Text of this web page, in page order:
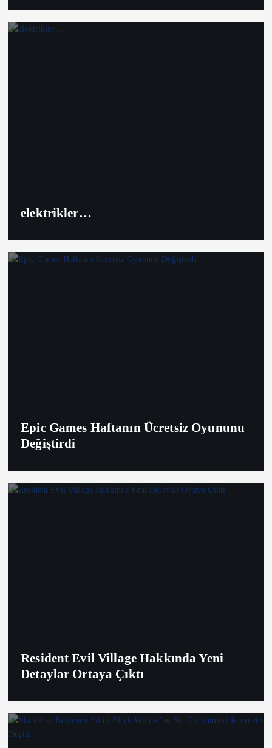
elektrikler…
Epic Games Haftanın Ücretsiz Oyununu
Değiştirdi
Resident Evil Village Hakkında Yeni
Detaylar Ortaya Çıktı